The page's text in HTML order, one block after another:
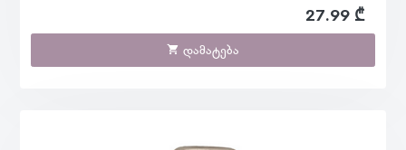
27.99 ₾
დამატება